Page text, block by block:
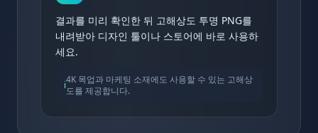
결과를 미리 확인한 뒤 고해상도 투명 PNG를
내려받아 디자인 툴이나 스토어에 바로 사용하
세요.
ℹ️4K 목업과 마케팅 소재에도 사용할 수 있는 고해상
도를 제공합니다.